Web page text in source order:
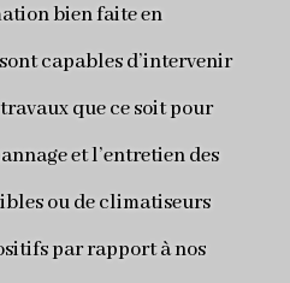
bien faite en
capables d’intervenir
que ce soit pour
et l’entretien des
ou de climatiseurs
par rapport à nos